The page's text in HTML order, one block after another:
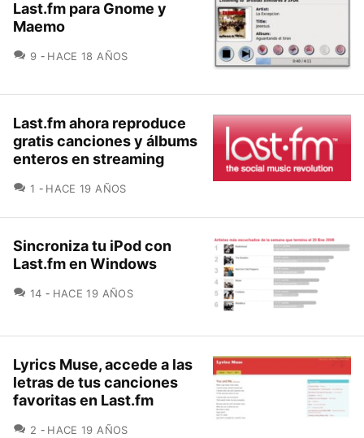
Last.fm para Gnome y
Maemo
9 COMENTARIOS
HACE 18 AÑOS
Last.fm ahora reproduce
gratis canciones y álbums
enteros en streaming
1 COMENTARIOS
HACE 19 AÑOS
Sincroniza tu iPod con
Last.fm en Windows
14 COMENTARIOS
HACE 19 AÑOS
Lyrics Muse, accede a las
letras de tus canciones
favoritas en Last.fm
2 COMENTARIOS
HACE 19 AÑOS